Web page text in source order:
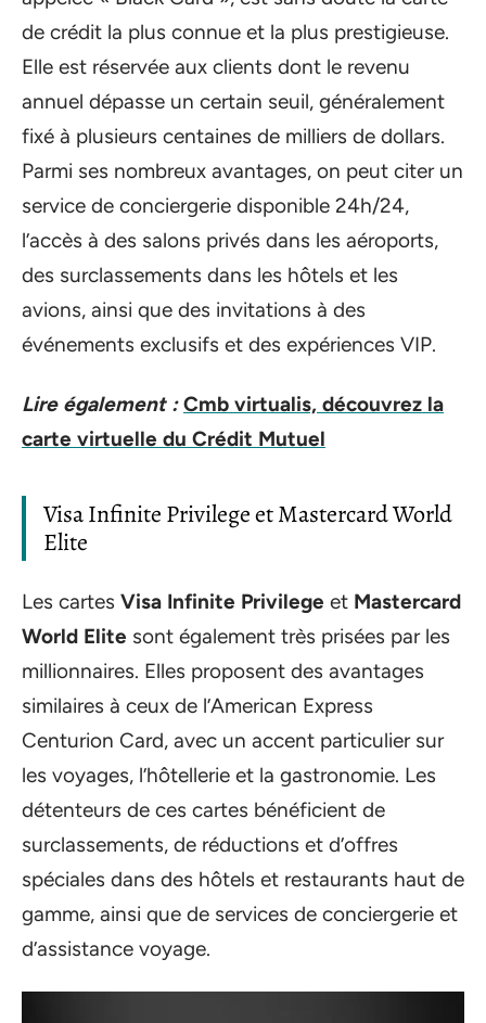
de crédit la plus connue et la plus prestigieuse.
Elle est réservée aux clients dont le revenu
annuel dépasse un certain seuil, généralement
fixé à plusieurs centaines de milliers de dollars.
Parmi ses nombreux avantages, on peut citer un
service de conciergerie disponible 24h/24,
l’accès à des salons privés dans les aéroports,
des surclassements dans les hôtels et les
avions, ainsi que des invitations à des
événements exclusifs et des expériences VIP.
Lire également : Cmb virtualis, découvrez la
carte virtuelle du Crédit Mutuel
Visa Infinite Privilege et Mastercard World
Elite
Les cartes Visa Infinite Privilege et Mastercard
World Elite sont également très prisées par les
millionnaires. Elles proposent des avantages
similaires à ceux de l’American Express
Centurion Card, avec un accent particulier sur
les voyages, l’hôtellerie et la gastronomie. Les
détenteurs de ces cartes bénéficient de
surclassements, de réductions et d’offres
spéciales dans des hôtels et restaurants haut de
gamme, ainsi que de services de conciergerie et
d’assistance voyage.